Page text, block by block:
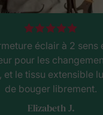
éclair à 2 sens
pour les
et le tissu extensible
de bouger librement.
Elizabeth J.